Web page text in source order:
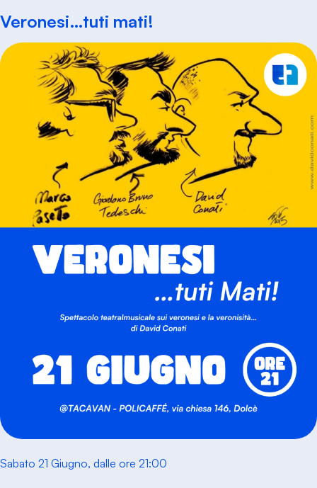
Veronesi…tuti mati!
Sabato 21 Giugno, dalle ore 21:00